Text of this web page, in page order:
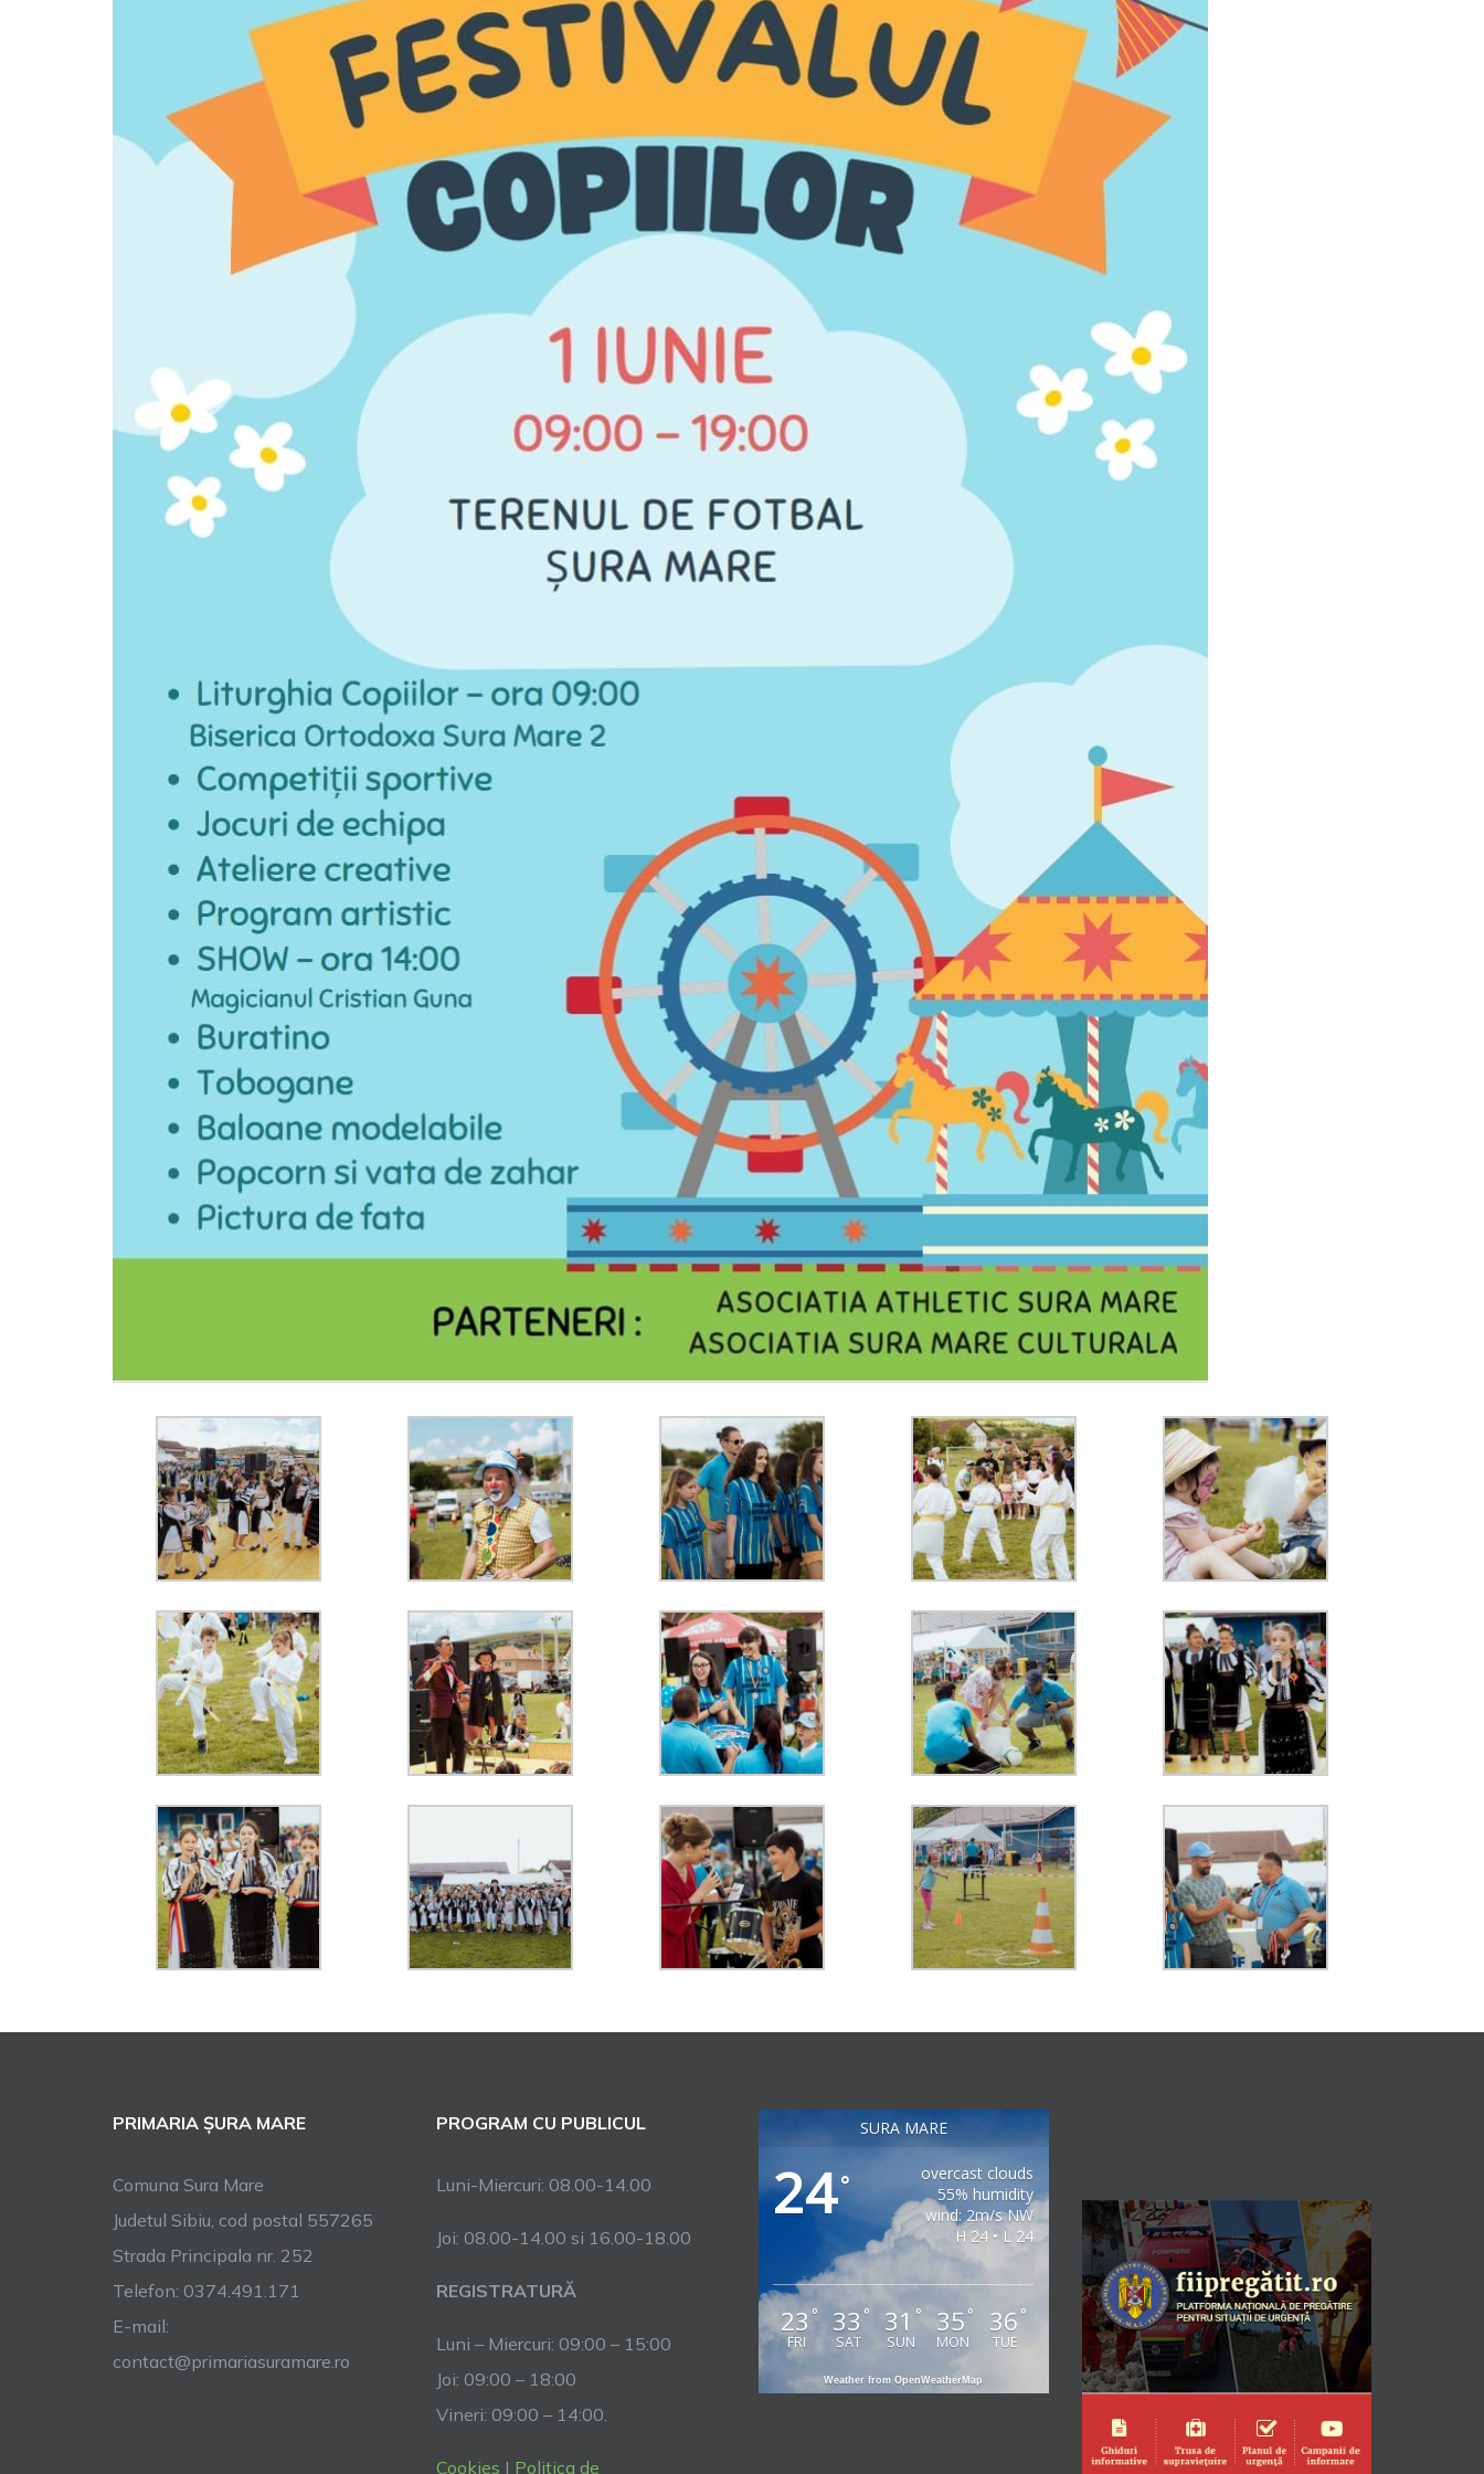
PRIMARIA ȘURA MARE
Comuna Sura Mare
Judetul Sibiu, cod postal 557265
Strada Principala nr. 252
Telefon: 0374.491.171
E-mail:
contact@primariasuramare.ro
PROGRAM CU PUBLICUL
Luni-Miercuri: 08.00-14.00
Joi: 08.00-14.00 si 16.00-18.00
REGISTRATURĂ
Luni – Miercuri: 09:00 – 15:00
Joi: 09:00 – 18:00
Vineri: 09:00 – 14:00.
Cookies | Politica de
SURA MARE
24°
overcast clouds
55% humidity
wind: 2m/s NW
H 24 • L 24
23 °
FRI
33 °
SAT
31 °
SUN
35 °
MON
36 °
TUE
Weather from OpenWeatherMap